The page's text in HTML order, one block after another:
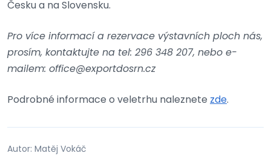
Česku a na Slovensku.
Pro více informací a rezervace výstavních ploch nás,
prosím, kontaktujte na tel: 296 348 207, nebo e-
mailem: office@exportdosrn.cz
Podrobné informace o veletrhu naleznete zde.
Autor: Matěj Vokáč